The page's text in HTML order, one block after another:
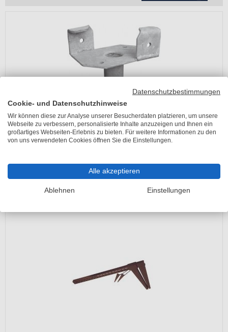
Datenschutzbestimmungen
Cookie- und Datenschutzhinweise
Wir können diese zur Analyse unserer Besucherdaten platzieren, um unsere
Webseite zu verbessern, personalisierte Inhalte anzuzeigen und Ihnen ein
großartiges Webseiten-Erlebnis zu bieten. Für weitere Informationen zu den
von uns verwendeten Cookies öffnen Sie die Einstellungen.
Alle akzeptieren
Ablehnen Einstellungen